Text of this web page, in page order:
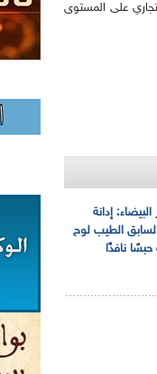
قبل السجل التجاري على المستوى
إدانة
الطيب لوح